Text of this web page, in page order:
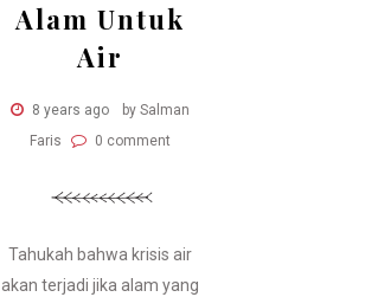
Alam Untuk
Air
8 years ago
by Salman
Faris
0 comment
Tahukah bahwa krisis air
akan terjadi jika alam yang